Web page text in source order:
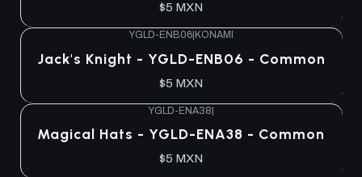
$5 MXN
YGLD-ENB06| KONAMI
Jack's Knight - YGLD-ENB06 - Common
$5 MXN
YGLD-ENA38|
Magical Hats - YGLD-ENA38 - Common
$5 MXN